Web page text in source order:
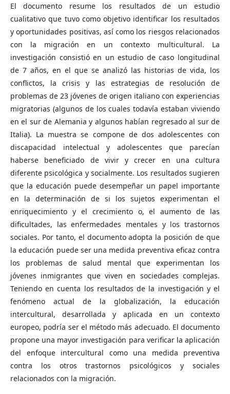
El documento resume los resultados de un estudio
cualitativo que tuvo como objetivo identificar los resultados
y oportunidades positivas, así como los riesgos relacionados
con la migración en un contexto multicultural. La
investigación consistió en un estudio de caso longitudinal
de 7 años, en el que se analizó las historias de vida, los
conflictos, la crisis y las estrategias de resolución de
problemas de 23 jóvenes de origen italiano con experiencias
migratorias (algunos de los cuales todavía estaban viviendo
en el sur de Alemania y algunos habían regresado al sur de
Italia). La muestra se compone de dos adolescentes con
discapacidad intelectual y adolescentes que parecían
haberse beneficiado de vivir y crecer en una cultura
diferente psicológica y socialmente. Los resultados sugieren
que la educación puede desempeñar un papel importante
en la determinación de si los sujetos experimentan el
enriquecimiento y el crecimiento o, el aumento de las
dificultades, las enfermedades mentales y los trastornos
sociales. Por tanto, el documento adopta la posición de que
la educación puede ser una medida preventiva eficaz contra
los problemas de salud mental que experimentan los
jóvenes inmigrantes que viven en sociedades complejas.
Teniendo en cuenta los resultados de la investigación y el
fenómeno actual de la globalización, la educación
intercultural, desarrollada y aplicada en un contexto
europeo, podría ser el método más adecuado. El documento
propone una mayor investigación para verificar la aplicación
del enfoque intercultural como una medida preventiva
contra los otros trastornos psicológicos y sociales
relacionados con la migración.